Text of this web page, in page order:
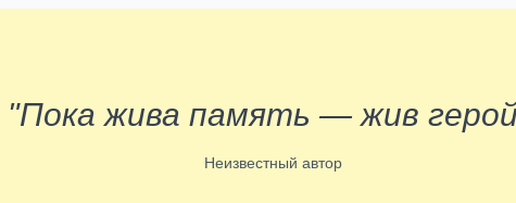
"Пока жива память — жив
Неизвестный автор